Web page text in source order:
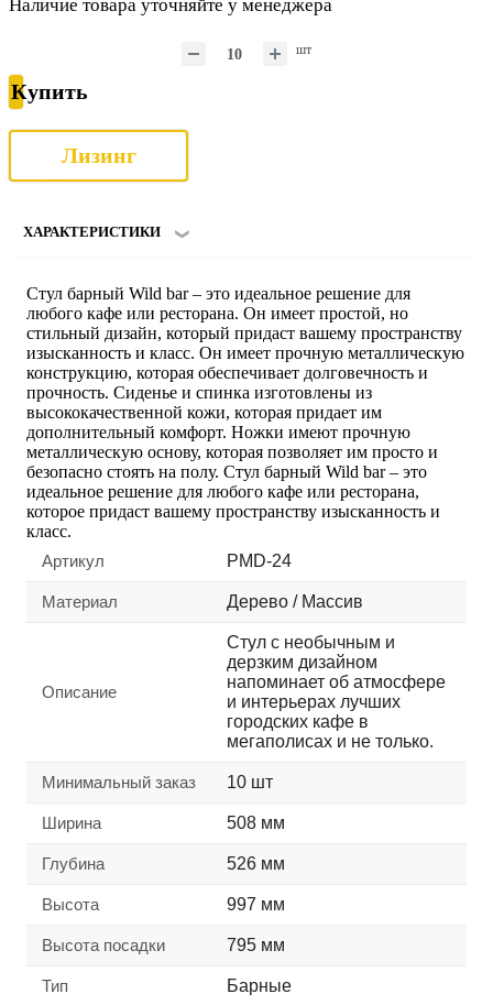
Наличие товара уточняйте у менеджера
шт
Купить
Лизинг
ХАРАКТЕРИСТИКИ
Стул барный Wild bar – это идеальное решение для
любого кафе или ресторана. Он имеет простой, но
стильный дизайн, который придаст вашему пространству
изысканность и класс. Он имеет прочную металлическую
конструкцию, которая обеспечивает долговечность и
прочность. Сиденье и спинка изготовлены из
высококачественной кожи, которая придает им
дополнительный комфорт. Ножки имеют прочную
металлическую основу, которая позволяет им просто и
безопасно стоять на полу. Стул барный Wild bar – это
идеальное решение для любого кафе или ресторана,
которое придаст вашему пространству изысканность и
класс.
Артикул
PMD-24
Материал Дерево / Массив
Описание
Стул с необычным и
дерзким дизайном
напоминает об атмосфере
и интерьерах лучших
городских кафе в
мегаполисах и не только.
Минимальный заказ 10 шт
Ширина 508 мм
Глубина 526 мм
Высота 997 мм
Высота посадки 795 мм
Тип Барные